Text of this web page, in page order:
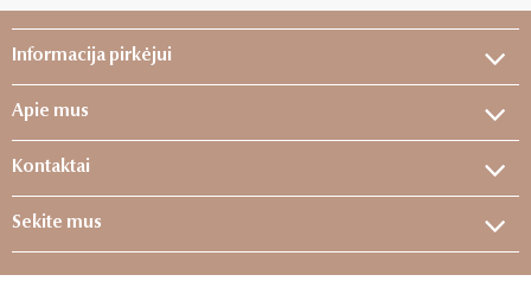
Informacija pirkėjui
Apie mus
Kontaktai
Sekite mus